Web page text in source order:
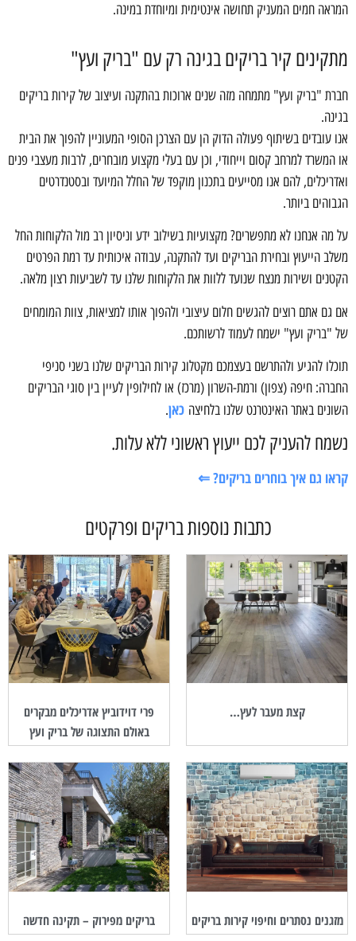
המראה חמים המעניק תחושה אינטימית ומיוחדת במינה.
מתקינים קיר בריקים בגינה רק עם "בריק ועץ"
חברת "בריק ועץ" מתמחה מזה שנים ארוכות בהתקנה ועיצוב של קירות בריקים
בגינה.
אנו עובדים בשיתוף פעולה הדוק הן עם הצרכן הסופי המעוניין להפוך את הבית
או המשרד למרחב קסום וייחודי, וכן עם בעלי מקצוע מובחרים, לרבות מעצבי פנים
ואדריכלים, להם אנו מסייעים בתכנון מוקפד של החלל המיועד ובסטנדרטים
הגבוהים ביותר.
על מה אנחנו לא מתפשרים? מקצועיות בשילוב ידע וניסיון רב מול הלקוחות החל
משלב הייעוץ ובחירת הבריקים ועד להתקנה, עבודה איכותית עד רמת הפרטים
הקטנים ושירות מנצח שנועד ללוות את הלקוחות שלנו עד לשביעות רצון מלאה.
אם גם אתם רוצים להגשים חלום עיצובי ולהפוך אותו למציאות, צוות המומחים
של "בריק ועץ" ישמח לעמוד לרשותכם.
תוכלו להגיע ולהתרשם בעצמכם מקטלוג קירות הבריקים שלנו בשני סניפי
החברה: חיפה (צפון) ורמת-השרון (מרכז) או לחילופין לעיין בין סוגי הבריקים
השונים באתר האינטרנט שלנו בלחיצה כאן.
נשמח להעניק לכם ייעוץ ראשוני ללא עלות.
קראו גם איך בוחרים בריקים? ⇐
כתבות נוספות בריקים ופרקטים
קצת מעבר לעץ…
פרי דוידוביץ אדריכלים מבקרים
באולם התצוגה של בריק ועץ
מזגנים נסתרים וחיפוי קירות בריקים בריקים מפירוק – תקינה חדשה